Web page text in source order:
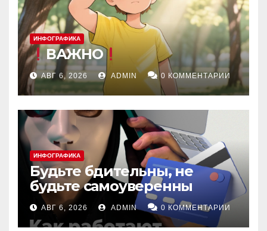
ИНФОГРАФИКА
ВАЖНО
АВГ 6, 2026 ADMIN 0 КОММЕНТАРИИ
ИНФОГРАФИКА
Будьте бдительны, не
будьте самоуверенны
АВГ 6, 2026 ADMIN 0 КОММЕНТАРИИ